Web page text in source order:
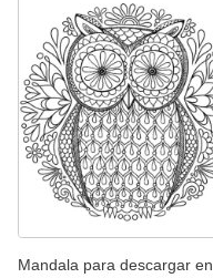
Mandala para descargar en